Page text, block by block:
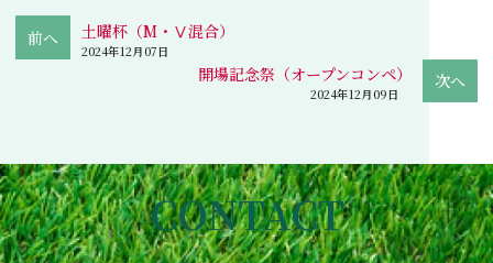
土曜杯（M・Ⅴ混合）
2024年12月07日
開場記念祭（オープンコンペ）
2024年12月09日
CONTACT